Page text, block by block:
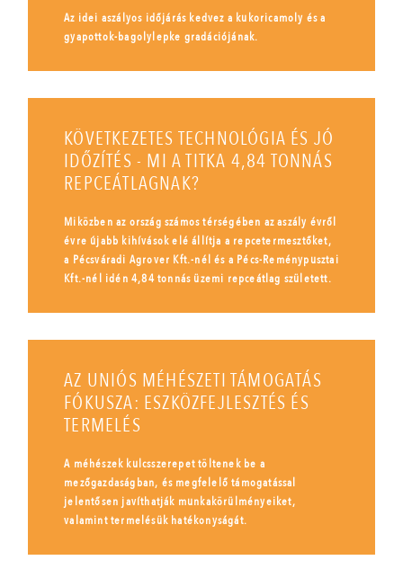
Az idei aszályos időjárás kedvez a kukoricamoly és a
gyapottok-bagolylepke gradációjának.
KÖVETKEZETES TECHNOLÓGIA ÉS JÓ
IDŐZÍTÉS - MI A TITKA 4,84 TONNÁS
REPCEÁTLAGNAK?
Miközben az ország számos térségében az aszály évről
évre újabb kihívások elé állítja a repcetermesztőket,
a Pécsváradi Agrover Kft.-nél és a Pécs-Reménypusztai
Kft.-nél idén 4,84 tonnás üzemi repceátlag született.
AZ UNIÓS MÉHÉSZETI TÁMOGATÁS
FÓKUSZA: ESZKÖZFEJLESZTÉS ÉS
TERMELÉS
A méhészek kulcsszerepet töltenek be a
mezőgazdaságban, és megfelelő támogatással
jelentősen javíthatják munkakörülményeiket,
valamint termelésük hatékonyságát.